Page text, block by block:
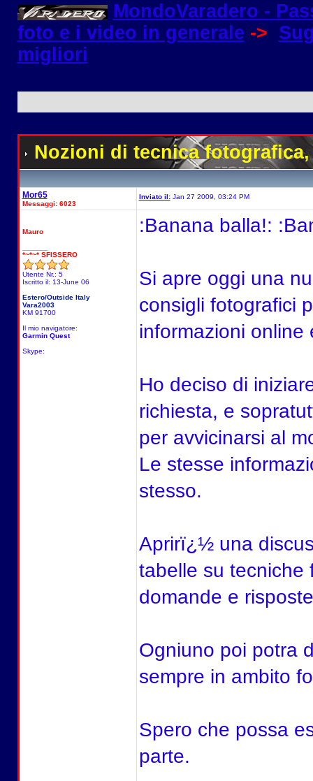
MondoVaradero -
foto e i video in generale ->
migliori
Nozioni di tecnica fotografica
Mor65
Messaggi: 6023
Inviato il:Jan 27 2009, 03:24 PM
Mauro
*~*~* SFISSERO
Utente Nr.: 5
Iscritto il: 13-June 06
Estero/Outside Italy
Vara2003
KM 91700
Il mio navigatore:
Garmin Quest
Skype:
:Banana balla!:
Si apre oggi una
consigli fotografici
informazioni online
Ho deciso di
richiesta, e
per avvicinarsi al
Le stesse
stesso.
Aprirï¿½ una
tabelle su tecniche
domande e
Ogniuno poi potra
sempre in ambito
Spero che possa
parte.